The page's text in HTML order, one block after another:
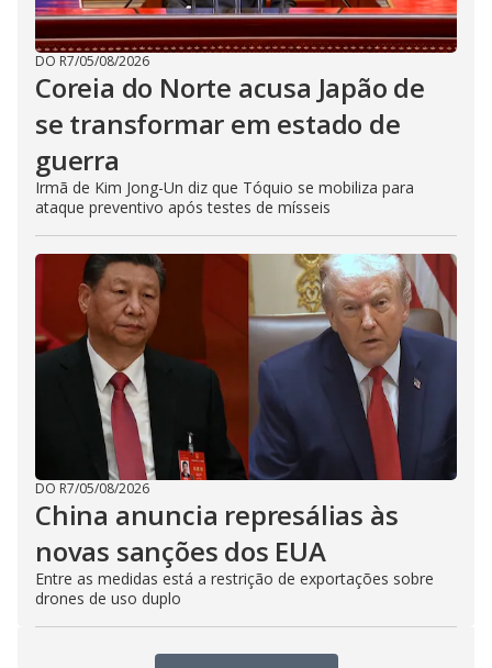
DO R7/05/08/2026
Coreia do Norte acusa Japão de
se transformar em estado de
guerra
Irmã de Kim Jong-Un diz que Tóquio se mobiliza para
ataque preventivo após testes de mísseis
DO R7/05/08/2026
China anuncia represálias às
novas sanções dos EUA
Entre as medidas está a restrição de exportações sobre
drones de uso duplo